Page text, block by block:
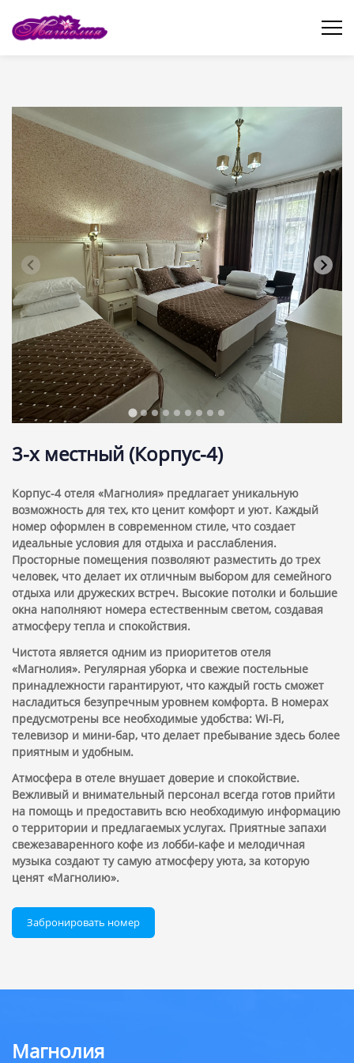
3-х местный (Корпус-4)
Корпус-4 отеля «Магнолия» предлагает уникальную
возможность для тех, кто ценит комфорт и уют. Каждый
номер оформлен в современном стиле, что создает
идеальные условия для отдыха и расслабления.
Просторные помещения позволяют разместить до трех
человек, что делает их отличным выбором для семейного
отдыха или дружеских встреч. Высокие потолки и большие
окна наполняют номера естественным светом, создавая
атмосферу тепла и спокойствия.
Чистота является одним из приоритетов отеля
«Магнолия». Регулярная уборка и свежие постельные
принадлежности гарантируют, что каждый гость сможет
насладиться безупречным уровнем комфорта. В номерах
предусмотрены все необходимые удобства: Wi-Fi,
телевизор и мини-бар, что делает пребывание здесь более
приятным и удобным.
Атмосфера в отеле внушает доверие и спокойствие.
Вежливый и внимательный персонал всегда готов прийти
на помощь и предоставить всю необходимую информацию
о территории и предлагаемых услугах. Приятные запахи
свежезаваренного кофе из лобби-кафе и мелодичная
музыка создают ту самую атмосферу уюта, за которую
ценят «Магнолию».
Забронировать номер
Магнолия